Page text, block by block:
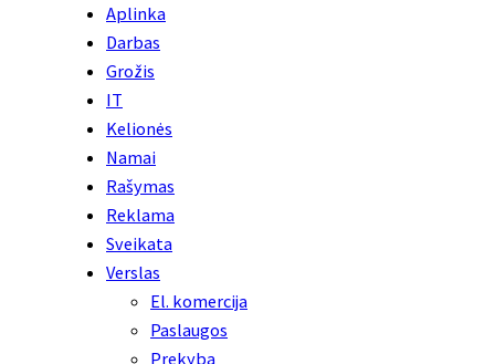
Aplinka
Darbas
Grožis
IT
Kelionės
Namai
Rašymas
Reklama
Sveikata
Verslas
El. komercija
Paslaugos
Prekyba